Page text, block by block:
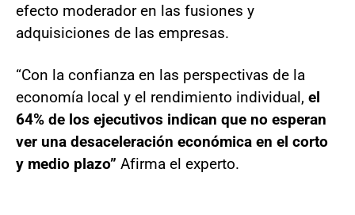
efecto moderador en las fusiones y
adquisiciones de las empresas.
“Con la confianza en las perspectivas de la
economía local y el rendimiento individual, el
64% de los ejecutivos indican que no esperan
ver una desaceleración económica en el corto
y medio plazo” Afirma el experto.